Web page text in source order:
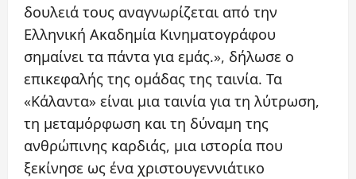
δουλειά τους αναγνωρίζεται από την
Ελληνική Ακαδημία Κινηματογράφου
σημαίνει τα πάντα για εμάς.», δήλωσε ο
επικεφαλής της ομάδας της ταινία. Τα
«Κάλαντα» είναι μια ταινία για τη λύτρωση,
τη μεταμόρφωση και τη δύναμη της
ανθρώπινης καρδιάς, μια ιστορία που
ξεκίνησε ως ένα χριστουγεννιάτικο